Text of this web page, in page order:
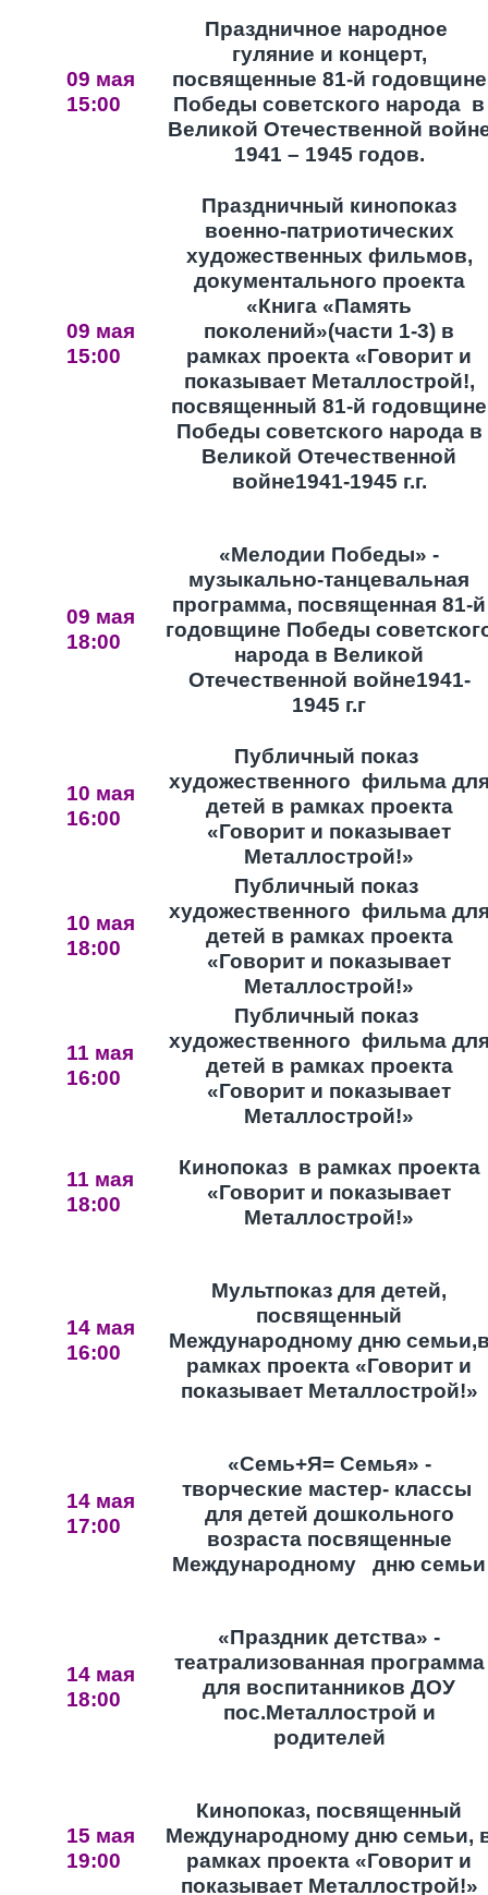
09 мая
15:00
Праздничное народное
гуляние и концерт,
посвященные 81-й годовщине
Победы советского народа в
Великой Отечественной
1941 – 1945 годов.
09 мая
15:00
Праздничный кинопоказ
военно-патриотических
художественных фильмов,
документального проекта
«Книга «Память
поколений»(части 1-3) в
рамках проекта «Говорит и
показывает Металлострой!,
посвященный 81-й годовщине
Победы советского народа в
Великой Отечественной
войне1941-1945 г.г.
09 мая
18:00
«Мелодии Победы» -
музыкально-танцевальная
программа, посвященная 81-й
годовщине Победы
народа в Великой
Отечественной войне1941-
1945 г.г
10 мая
16:00
Публичный показ
художественного фильма
детей в рамках проекта
«Говорит и показывает
Металлострой!»
10 мая
18:00
Публичный показ
художественного фильма
детей в рамках проекта
«Говорит и показывает
Металлострой!»
11 мая
16:00
Публичный показ
художественного фильма
детей в рамках проекта
«Говорит и показывает
Металлострой!»
11 мая
18:00
Кинопоказ в рамках проекта
«Говорит и показывает
Металлострой!»
14 мая
16:00
Мультпоказ для детей,
посвященный
Международному дню
рамках проекта «Говорит и
показывает Металлострой!»
14 мая
17:00
«Семь+Я= Семья» -
творческие мастер- классы
для детей дошкольного
возраста посвященные
Международному дню семьи
14 мая
18:00
«Праздник детства» -
театрализованная программа
для воспитанников ДОУ
пос.Металлострой и
родителей
15 мая
19:00
Кинопоказ, посвященный
Международному дню семьи,
рамках проекта «Говорит и
показывает Металлострой!»